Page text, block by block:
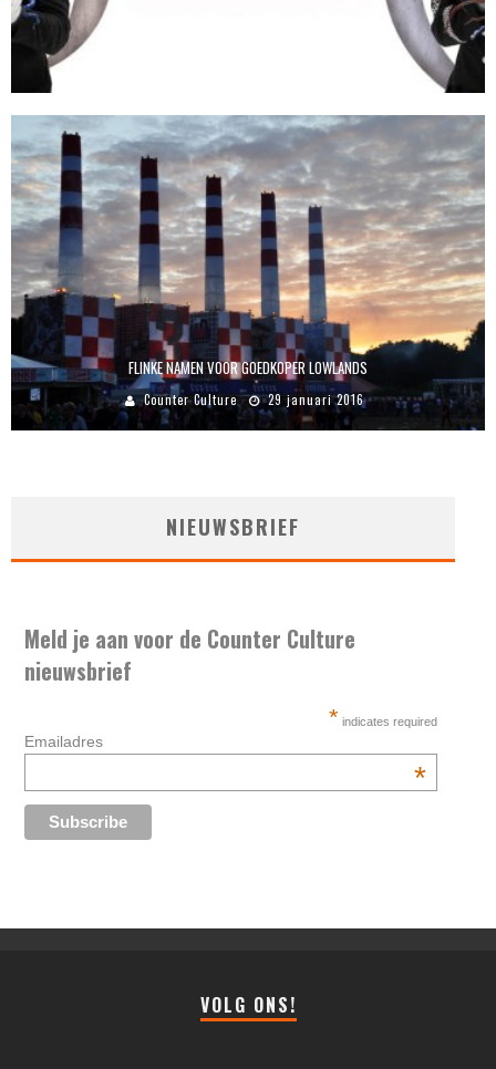
DE JAARLIJST VAN 2018: DE BESTE ALBUMS VAN HAIKO
FLINKE NAMEN VOOR GOEDKOPER LOWLANDS
Counter Culture 29 januari 2016
NIEUWSBRIEF
Meld je aan voor de Counter Culture
nieuwsbrief
* indicates required
Emailadres
*
VOLG ONS!